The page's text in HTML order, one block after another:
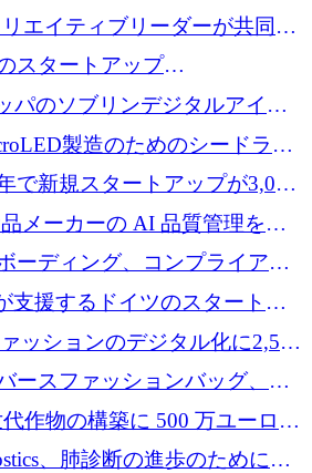
220 万ドルを調達
エイティブリーダーが共同設
ィングのスタートアップが
ード投資を調達
スタートアップ
が株式資金で1,500万ユーロ
パのソブリンデジタルアイデ
来を推進するために350万ユー
製造のためのシードラウ
ンドを獲得
で新規スタートアップが3,000
目の当たりにし、涙を流すハ
品メーカーの AI 品質管理を拡
万ドルを調達
ーディング、コンプライアン
合するために 640 万ポンドを
支援するドイツのスタートア
万ドルを調達、シリコンバレ
ンヘンを選んだと語る
ッションのデジタル化に2,500
ースファッションバッグ、繊
大に7桁の資金調達
代作物の構築に 500 万ユーロを
、肺診断の進歩のために